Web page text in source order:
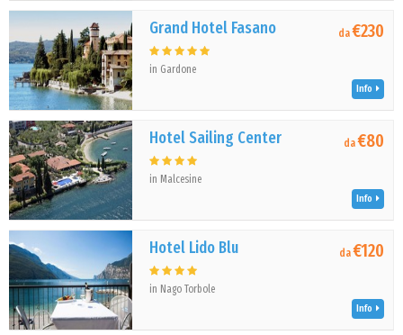
Grand Hotel Fasano
in Gardone
da€230
Info
Hotel Sailing Center
in Malcesine
da€80
Info
Hotel Lido Blu
in Nago Torbole
da€120
Info